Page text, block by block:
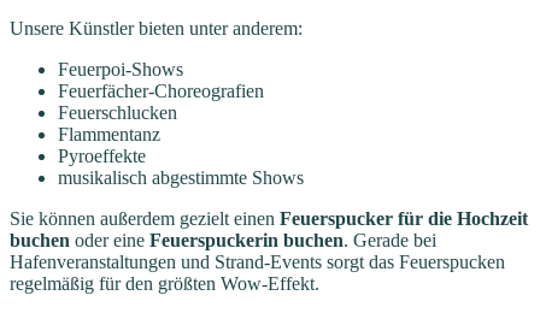
Unsere Künstler bieten unter anderem:
Feuerpoi-Shows
Feuerfächer-Choreografien
Feuerschlucken
Flammentanz
Pyroeffekte
musikalisch abgestimmte Shows
Sie können außerdem gezielt einen Feuerspucker für die Hochzeit
buchen oder eine Feuerspuckerin buchen. Gerade bei
Hafenveranstaltungen und Strand-Events sorgt das Feuerspucken
regelmäßig für den größten Wow-Effekt.